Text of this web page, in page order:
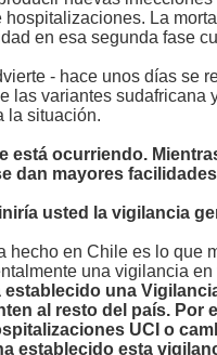
hospitalizaciones. La
en esa segunda fase
- hace unos días se
las variantes sudafricana
la situación.
está ocurriendo.
dan mayores
usted la vigilancia
hecho en Chile es lo que
una vigilancia
establecido una
al resto del país. Por
UCI o
establecido esta